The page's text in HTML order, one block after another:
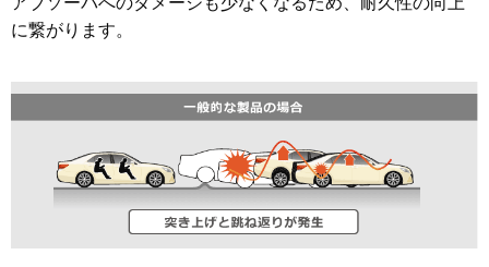
に繋がります。